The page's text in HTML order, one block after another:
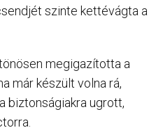
szinte kettévágta a
megigazította a
már készült volna rá,
biztonságiakra ugrott,